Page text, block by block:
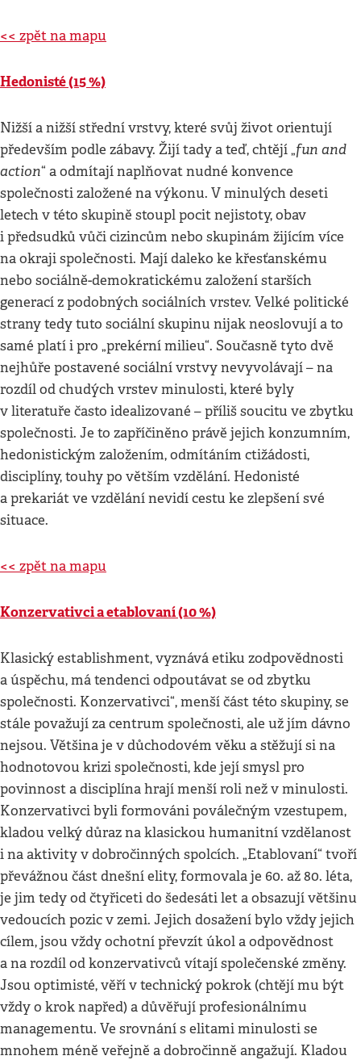
<< zpět na mapu
Hedonisté (15 %)
Nižší a nižší střední vrstvy, které svůj život orientují
především podle zábavy. Žijí tady a teď, chtějí „fun and
action“ a odmítají naplňovat nudné konvence
společnosti založené na výkonu. V minulých deseti
letech v této skupině stoupl pocit nejistoty, obav
i předsudků vůči cizincům nebo skupinám žijícím více
na okraji společnosti. Mají daleko ke křesťanskému
nebo sociálně-demokratickému založení starších
generací z podobných sociálních vrstev. Velké politické
strany tedy tuto sociální skupinu nijak neoslovují a to
samé platí i pro „prekérní milieu“. Současně tyto dvě
nejhůře postavené sociální vrstvy nevyvolávají – na
rozdíl od chudých vrstev minulosti, které byly
v literatuře často idealizované – příliš soucitu ve zbytku
společnosti. Je to zapříčiněno právě jejich konzumním,
hedonistickým založením, odmítáním ctižádosti,
disciplíny, touhy po větším vzdělání. Hedonisté
a prekariát ve vzdělání nevidí cestu ke zlepšení své
situace.
<< zpět na mapu
Konzervativci a etablovaní (10 %)
Klasický establishment, vyznává etiku zodpovědnosti
a úspěchu, má tendenci odpoutávat se od zbytku
společnosti. Konzervativci“, menší část této skupiny, se
stále považují za centrum společnosti, ale už jím dávno
nejsou. Většina je v důchodovém věku a stěžují si na
hodnotovou krizi společnosti, kde její smysl pro
povinnost a disciplína hrají menší roli než v minulosti.
Konzervativci byli formováni poválečným vzestupem,
kladou velký důraz na klasickou humanitní vzdělanost
i na aktivity v dobročinných spolcích. „Etablovaní“ tvoří
převážnou část dnešní elity, formovala je 60. až 80. léta,
je jim tedy od čtyřiceti do šedesáti let a obsazují většinu
vedoucích pozic v zemi. Jejich dosažení bylo vždy jejich
cílem, jsou vždy ochotní převzít úkol a odpovědnost
a na rozdíl od konzervativců vítají společenské změny.
Jsou optimisté, věří v technický pokrok (chtějí mu být
vždy o krok napřed) a důvěřují profesionálnímu
managementu. Ve srovnání s elitami minulosti se
mnohem méně veřejně a dobročinně angažují. Kladou